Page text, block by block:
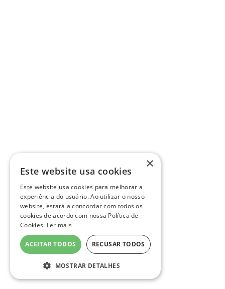
×
Este website usa cookies
Este website usa cookies para melhorar a
experiência do usuário. Ao utilizar o nosso
website, estará a concordar com todos os
cookies de acordo com nossa Política de
Cookies. Ler mais
ACEITAR TODOS RECUSAR TODOS
MOSTRAR DETALHES